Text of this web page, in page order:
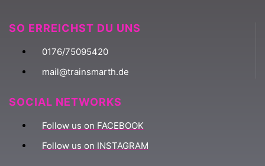
SO ERREICHST DU UNS
0176/75095420
mail@trainsmarth.de
SOCIAL NETWORKS
Follow us on FACEBOOK
Follow us on INSTAGRAM